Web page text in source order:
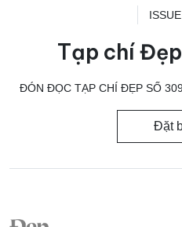
Tạp chí
ĐÓN ĐỌC TẠP CHÍ ĐẸP SỐ
Đặt